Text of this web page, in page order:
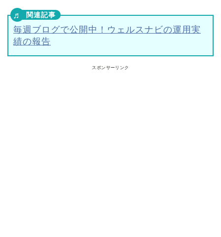
毎週ブログで公開中！ウェルスナビの運用実
績の報告
スポンサーリンク